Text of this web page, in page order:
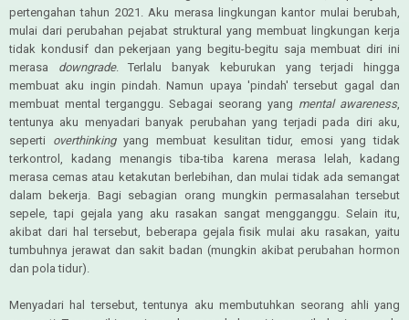
pertengahan tahun 2021. Aku merasa lingkungan kantor mulai berubah,
mulai dari perubahan pejabat struktural yang membuat lingkungan kerja
tidak kondusif dan pekerjaan yang begitu-begitu saja membuat diri ini
merasa downgrade. Terlalu banyak keburukan yang terjadi hingga
membuat aku ingin pindah. Namun upaya 'pindah' tersebut gagal dan
membuat mental terganggu. Sebagai seorang yang mental awareness,
tentunya aku menyadari banyak perubahan yang terjadi pada diri aku,
seperti overthinking yang membuat kesulitan tidur, emosi yang tidak
terkontrol, kadang menangis tiba-tiba karena merasa lelah, kadang
merasa cemas atau ketakutan berlebihan, dan mulai tidak ada semangat
dalam bekerja. Bagi sebagian orang mungkin permasalahan tersebut
sepele, tapi gejala yang aku rasakan sangat mengganggu. Selain itu,
akibat dari hal tersebut, beberapa gejala fisik mulai aku rasakan, yaitu
tumbuhnya jerawat dan sakit badan (mungkin akibat perubahan hormon
dan pola tidur).
Menyadari hal tersebut, tentunya aku membutuhkan seorang ahli yang